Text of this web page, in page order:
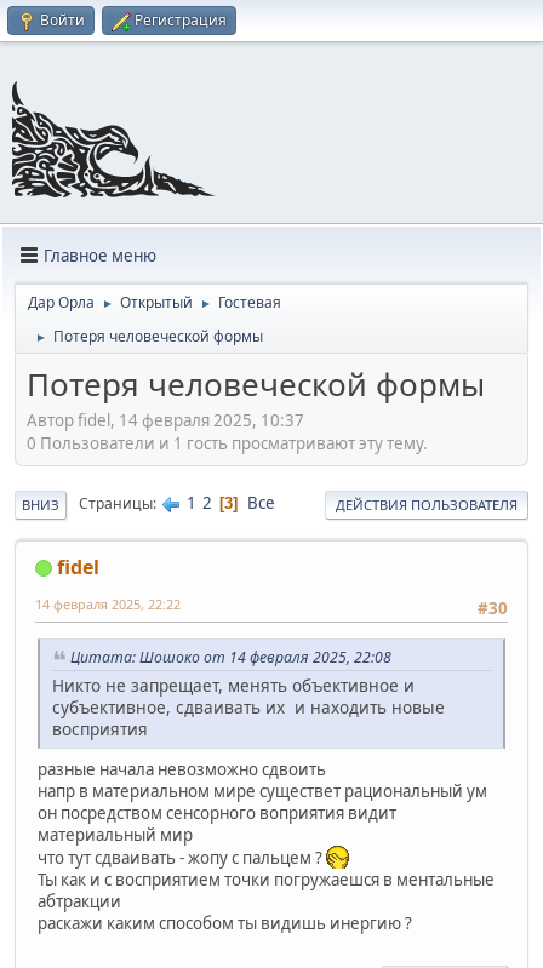
Войти Регистрация
Главное меню
Дар Орла ► Открытый ► Гостевая
► Потеря человеческой формы
Потеря человеческой формы
Автор fidel, 14 февраля 2025, 10:37
0 Пользователи и 1 гость просматривают эту тему.
ВНИЗ Страницы 1 2 3 Все ДЕЙСТВИЯ ПОЛЬЗОВАТЕЛЯ
fidel
#30
14 февраля 2025, 22:22
Цитата: Шошоко от 14 февраля 2025, 22:08
Никто не запрещает, менять объективное и
субъективное, сдваивать их и находить новые
восприятия
разные начала невозможно сдвоить
напр в материальном мире существет рациональный ум
он посредством сенсорного воприятия видит
материальный мир
что тут сдваивать - жопу с пальцем ?
Ты как и с восприятием точки погружаешся в ментальные
абтракции
раскажи каким способом ты видишь инергию ?